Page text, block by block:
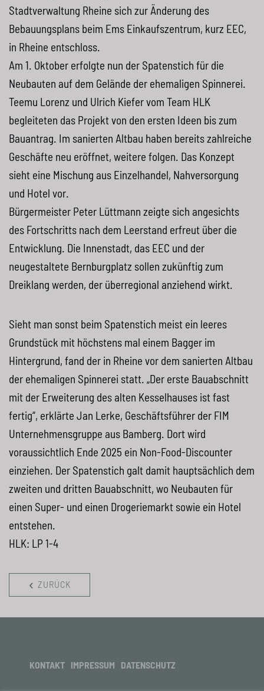
Stadtverwaltung Rheine sich zur Änderung des
Bebauungsplans beim Ems Einkaufszentrum, kurz EEC,
in Rheine entschloss.
Am 1. Oktober erfolgte nun der Spatenstich für die
Neubauten auf dem Gelände der ehemaligen Spinnerei.
Teemu Lorenz und Ulrich Kiefer vom Team HLK
begleiteten das Projekt von den ersten Ideen bis zum
Bauantrag. Im sanierten Altbau haben bereits zahlreiche
Geschäfte neu eröffnet, weitere folgen. Das Konzept
sieht eine Mischung aus Einzelhandel, Nahversorgung
und Hotel vor.
Bürgermeister Peter Lüttmann zeigte sich angesichts
des Fortschritts nach dem Leerstand erfreut über die
Entwicklung. Die Innenstadt, das EEC und der
neugestaltete Bernburgplatz sollen zukünftig zum
Dreiklang werden, der überregional anziehend wirkt.
Sieht man sonst beim Spatenstich meist ein leeres
Grundstück mit höchstens mal einem Bagger im
Hintergrund, fand der in Rheine vor dem sanierten Altbau
der ehemaligen Spinnerei statt. „Der erste Bauabschnitt
mit der Erweiterung des alten Kesselhauses ist fast
fertig“, erklärte Jan Lerke, Geschäftsführer der FIM
Unternehmensgruppe aus Bamberg. Dort wird
voraussichtlich Ende 2025 ein Non-Food-Discounter
einziehen. Der Spatenstich galt damit hauptsächlich dem
zweiten und dritten Bauabschnitt, wo Neubauten für
einen Super- und einen Drogeriemarkt sowie ein Hotel
entstehen.
HLK: LP 1-4
ZURÜCK
KONTAKT IMPRESSUM DATENSCHUTZ